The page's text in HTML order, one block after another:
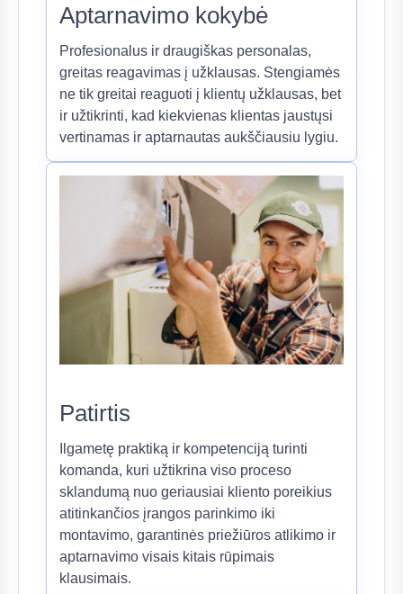
Aptarnavimo kokybė
Profesionalus ir draugiškas personalas,
greitas reagavimas į užklausas. Stengiamės
ne tik greitai reaguoti į klientų užklausas, bet
ir užtikrinti, kad kiekvienas klientas jaustųsi
vertinamas ir aptarnautas aukščiausiu lygiu.
Patirtis
Ilgametę praktiką ir kompetenciją turinti
komanda, kuri užtikrina viso proceso
sklandumą nuo geriausiai kliento poreikius
atitinkančios įrangos parinkimo iki
montavimo, garantinės priežiūros atlikimo ir
aptarnavimo visais kitais rūpimais
klausimais.